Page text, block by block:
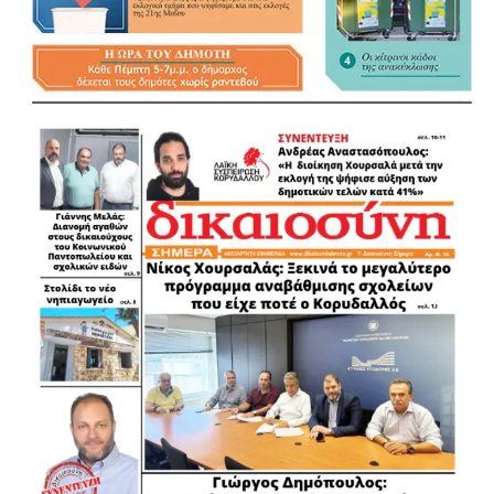
Πολύτιμη υπήρξε κατά τη διάρκεια της επιχείρησης και η
συνδρομή του αντιδημάρχου Μάνδρας – Ειδυλλίας,
Δημήτρη Παγώνη, ο οποίος ενημέρωνε τους διασώστες
για ζώα που βρίσκονταν σε κίνδυνο ή είχαν άμεση ανάγκη
βοήθειας.
Οι εικόνες που αντίκρισαν τα πληρώματα των
ασθενοφόρων ήταν συγκλονιστικές. Εκτός από την
ολοκληρωτική καταστροφή του πανέμορφου
πευκοδάσους, ανυπολόγιστες είναι οι συνέπειες της
πυρκαγιάς και για την άγρια ζωή της περιοχής.
Δυστυχώς, οι διασώστες δεν κατάφεραν να προσφέρουν
βοήθεια σε ένα αγριογούρουνο που είχε ήδη προλάβει η